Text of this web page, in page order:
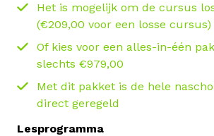
Het is mogelijk om de cursus
(€209,00 voor een losse cursus)
Of kies voor een alles-in-één
slechts €979,00
Met dit pakket is de hele
direct geregeld
Lesprogramma